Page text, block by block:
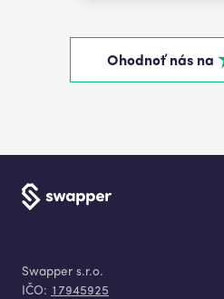
Ohodnoť nás na
Swapper s.r.o.
IČO: 17945925